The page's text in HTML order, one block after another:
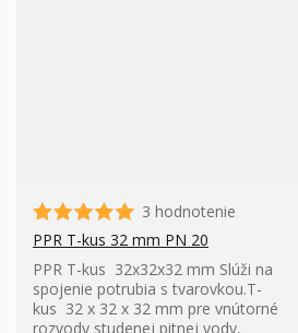
3 hodnotenie
PPR T-kus 32 mm PN 20
PPR T-kus 32x32x32 mm Slúži na
spojenie potrubia s tvarovkou.T-
kus 32 x 32 x 32 mm pre vnútorné
rozvody studenej pitnej vody,